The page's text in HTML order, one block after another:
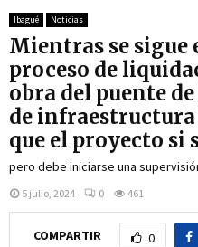
Ibagué Noticias
Mientras se sigue
proceso de
obra del puente
de
que el proyecto si
pero debe iniciarse una
5 julio, 2024 0 461
COMPARTIR 0